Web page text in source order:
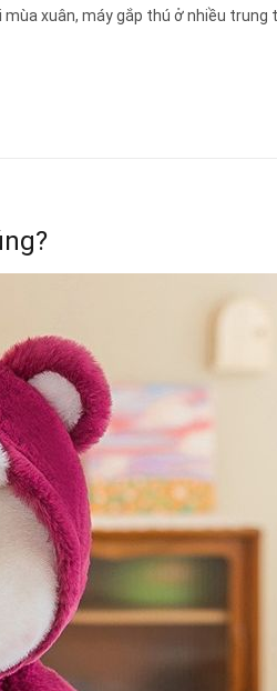
xuân, máy gắp thú ở nhiều trung